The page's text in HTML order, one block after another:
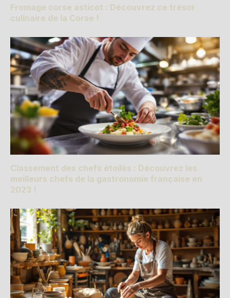
Fromage corse asticot : Découvrez ce trésor
culinaire de la Corse !
Classement des chefs étoilés : Découvrez les
meilleurs chefs de la gastronomie française en
2023 !